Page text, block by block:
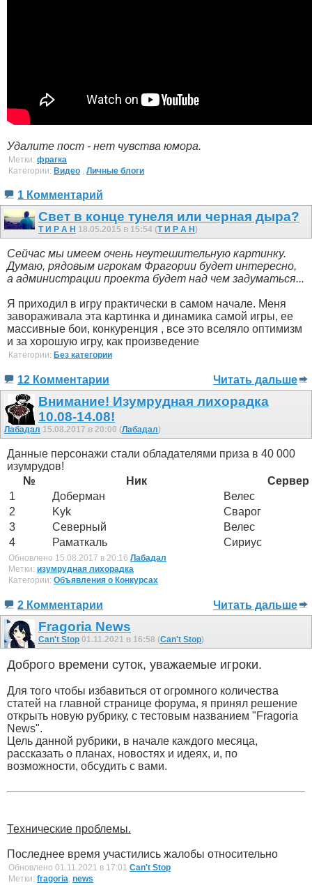
Удалите пост - нет чувства юмора.
Метки: фрагка
Категории: Видео Личные блоги
1 Комментарий
Свет в конце тунеля или черная дыра?
Т И Р А Н 18.05.2015 в 15:54 (Т И Р А Н)
Сейчас мы имеем очень неутешительную картинку.
Думаю, рядовым игрокам Фрагории будет интересно,
а администрации проекта будет над чем задуматься...
Я приходил в игру практически в самом начале. Меня
завораживала эта картинка и динамика самой игры, ее
массивные бои, конкуренция , все это вселяло оптимизм
и за хорошую игру, как произведение
Категории: Без категории
12 Комментарии Читать дальше
Внимание! Изумрудная лихорадка
10.08-14.08!
Лабадал 15.08.2017 в 20:00 (Лабадал)
Данные персонажи стали обладателями приза в 40 000
изумрудов!
№
Ник
Сервер
1
Доберман
Велес
2
Kyk
Сварог
3
Северный
Велес
4
Раматкаль Сириус
Обновлено 15.08.2017 в 20:16 Лабадал
Метки: изумрудная лихорадка
Категории: Объявления о Конкурсах
2 Комментарии Читать дальше
Fragoria News
Can't Stop 01.11.2021 в 16:58 (Can't Stop)
Доброго времени суток, уважаемые игроки.
Для того чтобы избавиться от огромного количества
статей на главной странице форума, я принял решение
открыть новую рубрику, с тестовым названием "Fragoria
News".
Цель данной рубрики, в начале каждого месяца,
рассказать о планах, новостях и идеях, и, по
возможности, обсудить с вами.
Технические проблемы.
Последнее время участились жалобы относительно
Обновлено 01.11.2021 в 17:01 Can't Stop
Метки: fragoria, news